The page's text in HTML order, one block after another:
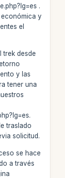
.
y
el
trek desde
y las
tener una
traslado
solicitud.
se hace
a través